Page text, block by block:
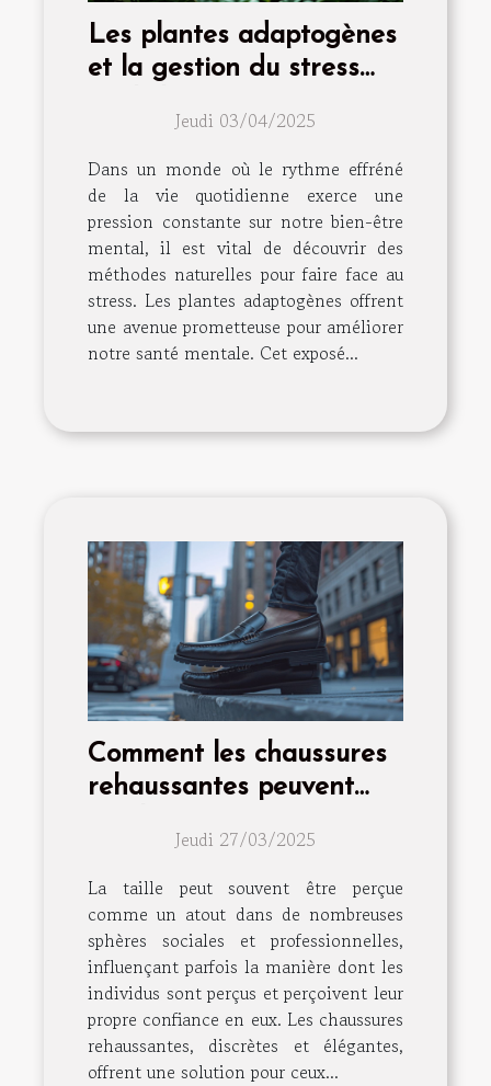
Les plantes adaptogènes
et la gestion du stress
votre santé mentale
Jeudi 03/04/2025
Dans un monde où le rythme effréné
de la vie quotidienne exerce une
pression constante sur notre bien-être
mental, il est vital de découvrir des
méthodes naturelles pour faire face au
stress. Les plantes adaptogènes offrent
une avenue prometteuse pour améliorer
notre santé mentale. Cet exposé...
Comment les chaussures
rehaussantes peuvent
Jeudi 27/03/2025
La taille peut souvent être perçue
comme un atout dans de nombreuses
sphères sociales et professionnelles,
influençant parfois la manière dont les
individus sont perçus et perçoivent leur
propre confiance en eux. Les chaussures
rehaussantes, discrètes et élégantes,
offrent une solution pour ceux...